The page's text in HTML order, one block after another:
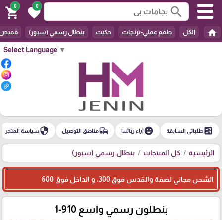
Select Language ▼
search
0
favorite
0
shopping_cart
home الكل طقم عملي-ترنجات جكيت بنطال رسمي (سبور)
ballotطلباتي السابقة emoji_emotionsآراء زبائننا commuteمناطق التوصيل securityسياسة المتجر
الرئيسية كل المنتجات بنطال رسمي (سبور)
الشحن مجاني لضفة والقدس فوق 300، و الداخل فوق 600
بنطلون رسمي واسع 910-1